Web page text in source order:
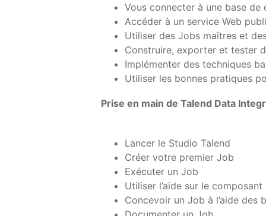
Vous connecter à une base
Accéder à un service Web
Utiliser des Jobs maîtres et
Construire, exporter et tester
Implémenter des techniques
Utiliser les bonnes pratiques
Prise en main de Talend Data
Lancer le Studio Talend
Créer votre premier Job
Exécuter un Job
Utiliser l’aide sur le composant
Concevoir un Job à l’aide des